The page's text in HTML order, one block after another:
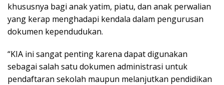
khususnya bagi anak yatim, piatu, dan anak perwalian
yang kerap menghadapi kendala dalam pengurusan
dokumen kependudukan.
“KIA ini sangat penting karena dapat digunakan
sebagai salah satu dokumen administrasi untuk
pendaftaran sekolah maupun melanjutkan pendidikan